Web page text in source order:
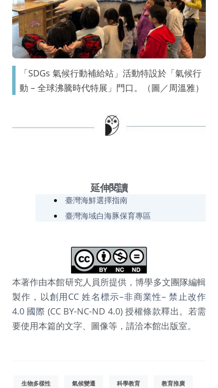
「SDGs 氣候行動補給站」活動特設於「氣候行
動 – 全球沸騰時代特展」門口。（圖／周溫雅）
延伸閱讀
臺灣海鮮選擇指南
臺灣海域白海豚保育專區
本著作由本館研究人員所提供，博學多文團隊編輯
製作，以創用CC 姓名標示–非商業性– 禁止改作
4.0 國際 (CC BY-NC-ND 4.0) 授權條款釋出。若需
要使用本篇的文字、圖像等，請洽本館出版室。
生物多樣性 氣候變遷 科學教育 教育推廣